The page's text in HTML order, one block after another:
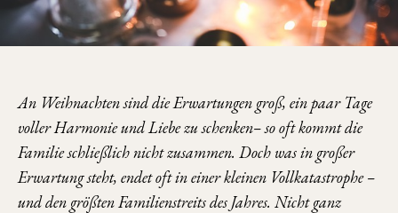
An Weihnachten sind die Erwartungen groß, ein paar Tage
voller Harmonie und Liebe zu schenken– so oft kommt die
Familie schließlich nicht zusammen. Doch was in großer
Erwartung steht, endet oft in einer kleinen Vollkatastrophe –
und den größten Familienstreits des Jahres. Nicht ganz